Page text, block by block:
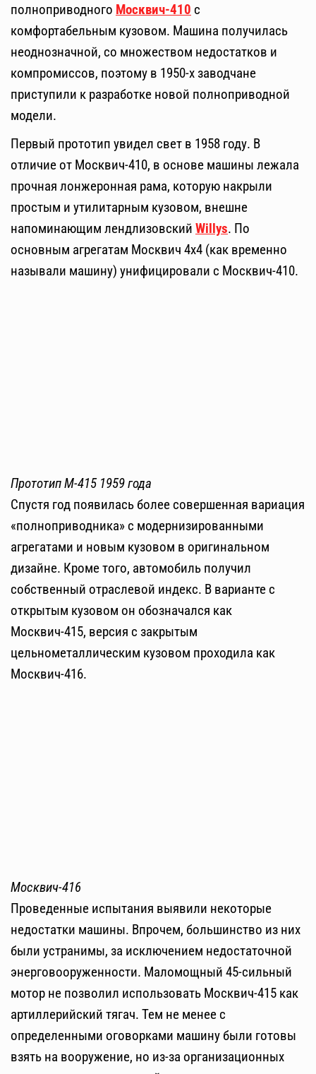
полноприводного Москвич-410 с
комфортабельным кузовом. Машина получилась
неоднозначной, со множеством недостатков и
компромиссов, поэтому в 1950-х заводчане
приступили к разработке новой полноприводной
модели.
Первый прототип увидел свет в 1958 году. В
отличие от Москвич-410, в основе машины лежала
прочная лонжеронная рама, которую накрыли
простым и утилитарным кузовом, внешне
напоминающим лендлизовский Willys. По
основным агрегатам Москвич 4х4 (как временно
называли машину) унифицировали с Москвич-410.
Прототип М-415 1959 года
Спустя год появилась более совершенная вариация
«полноприводника» с модернизированными
агрегатами и новым кузовом в оригинальном
дизайне. Кроме того, автомобиль получил
собственный отраслевой индекс. В варианте с
открытым кузовом он обозначался как
Москвич-415, версия с закрытым
цельнометаллическим кузовом проходила как
Москвич-416.
Москвич-416
Проведенные испытания выявили некоторые
недостатки машины. Впрочем, большинство из них
были устранимы, за исключением недостаточной
энерговооруженности. Маломощный 45-сильный
мотор не позволил использовать Москвич-415 как
артиллерийский тягач. Тем не менее с
определенными оговорками машину были готовы
взять на вооружение, но из-за организационных